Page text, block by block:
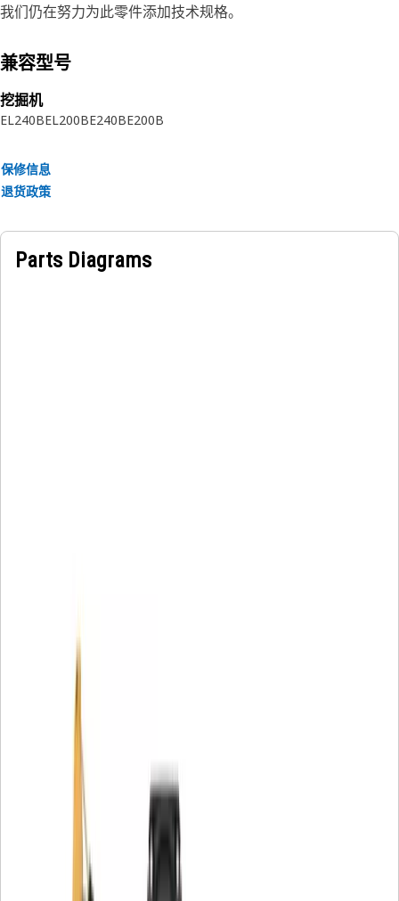
我们仍在努力为此零件添加技术规格。
兼容型号
挖掘机
EL240BEL200BE240BE200B
保修信息
退货政策
Parts Diagrams